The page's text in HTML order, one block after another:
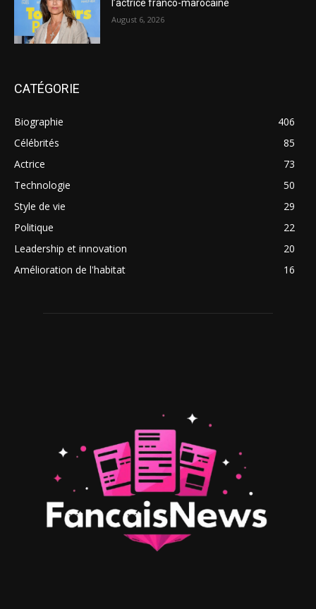
l’actrice franco-marocaine
August 6, 2026
CATÉGORIE
Biographie
406
Célébrités
85
Actrice
73
Technologie
50
Style de vie
29
Politique
22
Leadership et innovation
20
Amélioration de l'habitat
16